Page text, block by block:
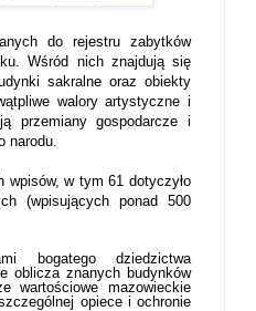
do rejestru zabytków
Wśród nich znajdują się
sakralne oraz obiekty
walory artystyczne i
przemiany gospodarcze i
narodu.
w tym 61 dotyczyło
(wpisujących ponad 500
bogatego dziedzictwa
oblicza znanych budynków
wartościowe mazowieckie
opiece i ochronie